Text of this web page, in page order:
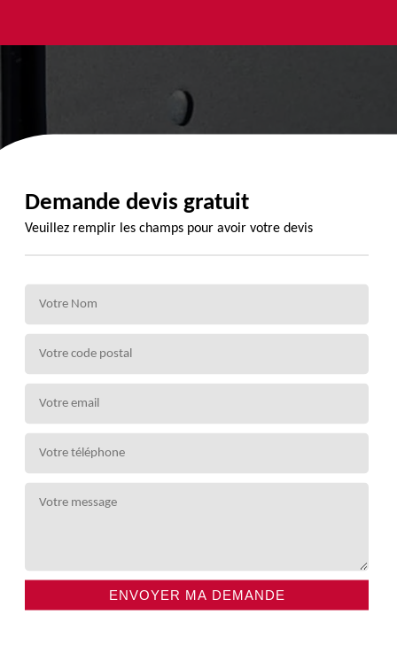
Demande devis gratuit
Veuillez remplir les champs pour avoir votre devis